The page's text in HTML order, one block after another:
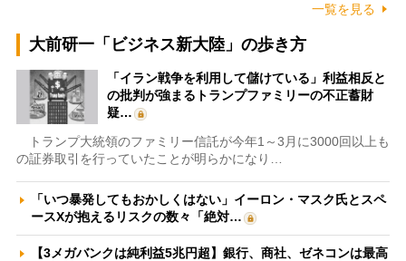
一覧を見る
大前研一「ビジネス新大陸」の歩き方
「イラン戦争を利用して儲けている」利益相反と
の批判が強まるトランプファミリーの不正蓄財
疑…
トランプ大統領のファミリー信託が今年1～3月に3000回以上も
の証券取引を行っていたことが明らかになり…
「いつ暴発してもおかしくはない」イーロン・マスク氏とスペ
ースXが抱えるリスクの数々「絶対…
【3メガバンクは純利益5兆円超】銀行、商社、ゼネコンは最高